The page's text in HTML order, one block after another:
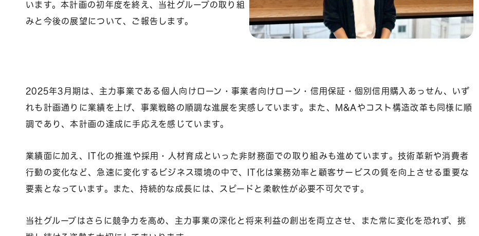
います。本計画の初年度を終え、当社グループの取り組
みと今後の展望について、ご報告します。
2025年3月期は、主力事業である個人向けローン・事業者向けローン・信用保証・個別信用購入あっせん、いず
れも計画通りに業績を上げ、事業戦略の順調な進展を実感しています。また、M&Aやコスト構造改革も同様に順
調であり、本計画の達成に手応えを感じています。
業績面に加え、IT化の推進や採用・人材育成といった非財務面での取り組みも進めています。技術革新や消費者
行動の変化など、急速に変化するビジネス環境の中で、IT化は業務効率と顧客サービスの質を向上させる重要な
要素となっています。また、持続的な成長には、スピードと柔軟性が必要不可欠です。
当社グループはさらに競争力を高め、主力事業の深化と将来利益の創出を両立させ、また常に変化を恐れず、挑